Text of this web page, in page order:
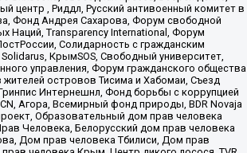
центр , Риддл, Русский антивоенный комитет в
Фонд Андрея Сахарова, Форум свободной
Наций, Transparеncy International, Форум
Солидарность с гражданским
КрымSOS, Свободный университет,
управления, Форум гражданского общества
островов Тисима и Хабомаи, Съезд
Интернешнл, Фонд борьбы с коррупцией
Агора, Всемирный фонд природы, BDR Novaja
Образовательный дом прав человека
Человека, Белорусский дом прав человека
Дом прав человека Тбилиси, Дом прав